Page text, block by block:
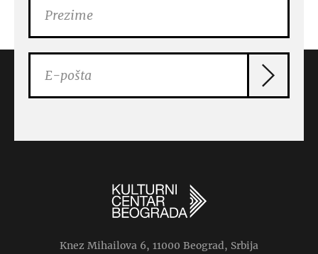
Knez Mihailova 6, 11000 Beograd, Srbija